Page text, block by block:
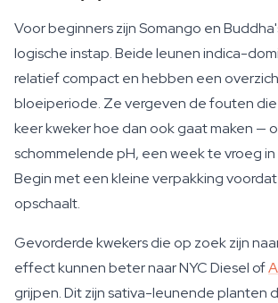
Voor beginners zijn Somango en
logische instap. Beide leunen indica-
relatief compact en hebben een
bloeiperiode. Ze vergeven de fouten
keer kweker hoe dan ook gaat maken —
schommelende pH, een week te vroeg
Begin met een kleine verpakking
opschaalt.
Gevorderde kwekers die op zoek zijn
effect kunnen beter naar NYC Diesel of
grijpen. Dit zijn sativa-leunende planten